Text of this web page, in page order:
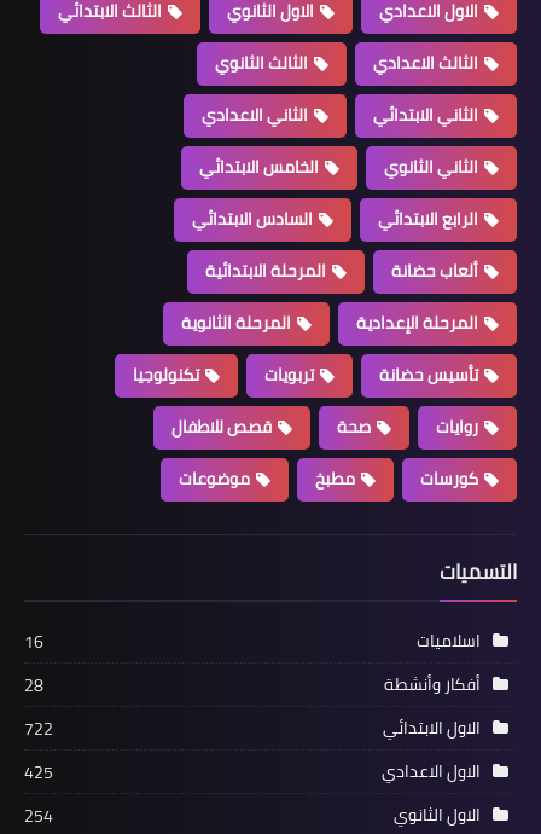
الاول الاعدادي
الاول الثانوي
الثالث الابتدائي
الثالث الاعدادي
الثالث الثانوي
الثاني الابتدائي
الثاني الاعدادي
الثاني الثانوي
الخامس الابتدائي
الرابع الابتدائي
السادس الابتدائي
ألعاب حضانة
المرحلة الابتدائية
المرحلة الإعدادية
المرحلة الثانوية
تأسيس حضانة
تربويات
تكنولوجيا
روايات
صحة
قصص للاطفال
كورسات
مطبخ موضوعات
التسميات
اسلاميات
16
أفكار وأنشطة
28
الاول الابتدائي
722
الاول الاعدادي
425
الاول الثانوي
254